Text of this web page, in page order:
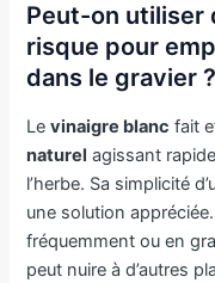
Peut-on utiliser
risque pour
dans le gravier ?
Levinaigre blanc fait
naturel agissant
l’herbe. Sa simplicité
une solution
fréquemment ou en
peut nuire à d’autres